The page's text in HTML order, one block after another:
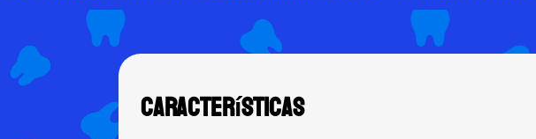
Características